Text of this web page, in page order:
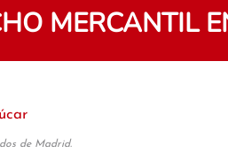
MERCANTIL
de Madrid.